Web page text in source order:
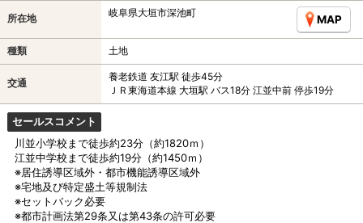
所在地 岐阜県大垣市深池町
MAP
種類 土地
交通
養老鉄道 友江駅 徒歩45分
ＪＲ東海道本線 大垣駅 バス18分 江並中前 停歩19分
セールスコメント
川並小学校まで徒歩約23分（約1820ｍ）
江並中学校まで徒歩約19分（約1450ｍ）
※居住誘導区域外・都市機能誘導区域外
※宅地及び特定盛土等規制法
※セットバック必要
※都市計画法第29条又は第43条の許可必要